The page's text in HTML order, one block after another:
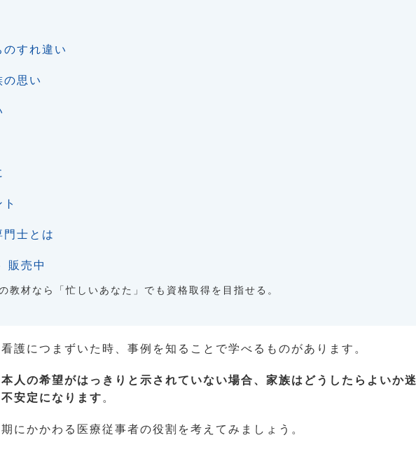
すれ違い
の思い
門士とは
販売中
教材なら「忙しいあなた」でも資格取得を目指せる。
護につまずいた時、事例を知ることで学べるものがあります。
本人の希望がはっきりと示されていない場合、家族はどうしたらよいか迷
安定になります 。
にかかわる医療従事者の役割を考えてみましょう。